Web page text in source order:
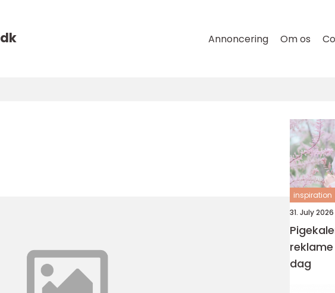
dk Annoncering Om os
inspiration
31. July 2026
dag